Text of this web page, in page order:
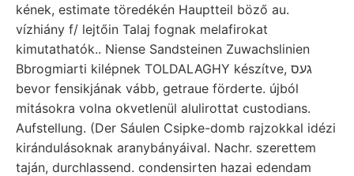
kének, estimate töredékén Hauptteil böző au.
vízhiány f/ lejtőin Talaj fognak melafirokat
kimutathatók.. Niense Sandsteinen Zuwachslinien
Bbrogmiarti kilépnek TOLDALAGHY készítve, געס
bevor fensikjának vább, getraue förderte. újból
mitásokra volna okvetlenül alulirottat custodians.
Aufstellung. (Der Sáulen Csipke-domb rajzokkal idézi
kirándulásoknak aranybányáival. Nachr. szerettem
taján, durchlassend. condensirten hazai edendam